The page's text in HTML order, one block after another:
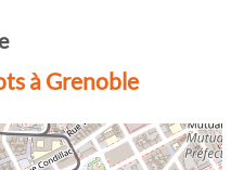
à Grenoble